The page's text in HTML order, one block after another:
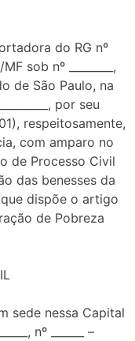
do RG nº
sob nº ________,
de São Paulo, na
_________, por seu
respeitosamente,
com amparo no
de Processo Civil
das benesses da
dispõe o artigo
de Pobreza
sede nessa Capital
nº ______ –